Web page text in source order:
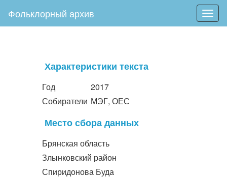
Фольклорный архив
Характеристики текста
Год
2017
Собиратели МЭГ, ОЕС
Место сбора данных
Брянская область
Злынковский район
Спиридонова Буда